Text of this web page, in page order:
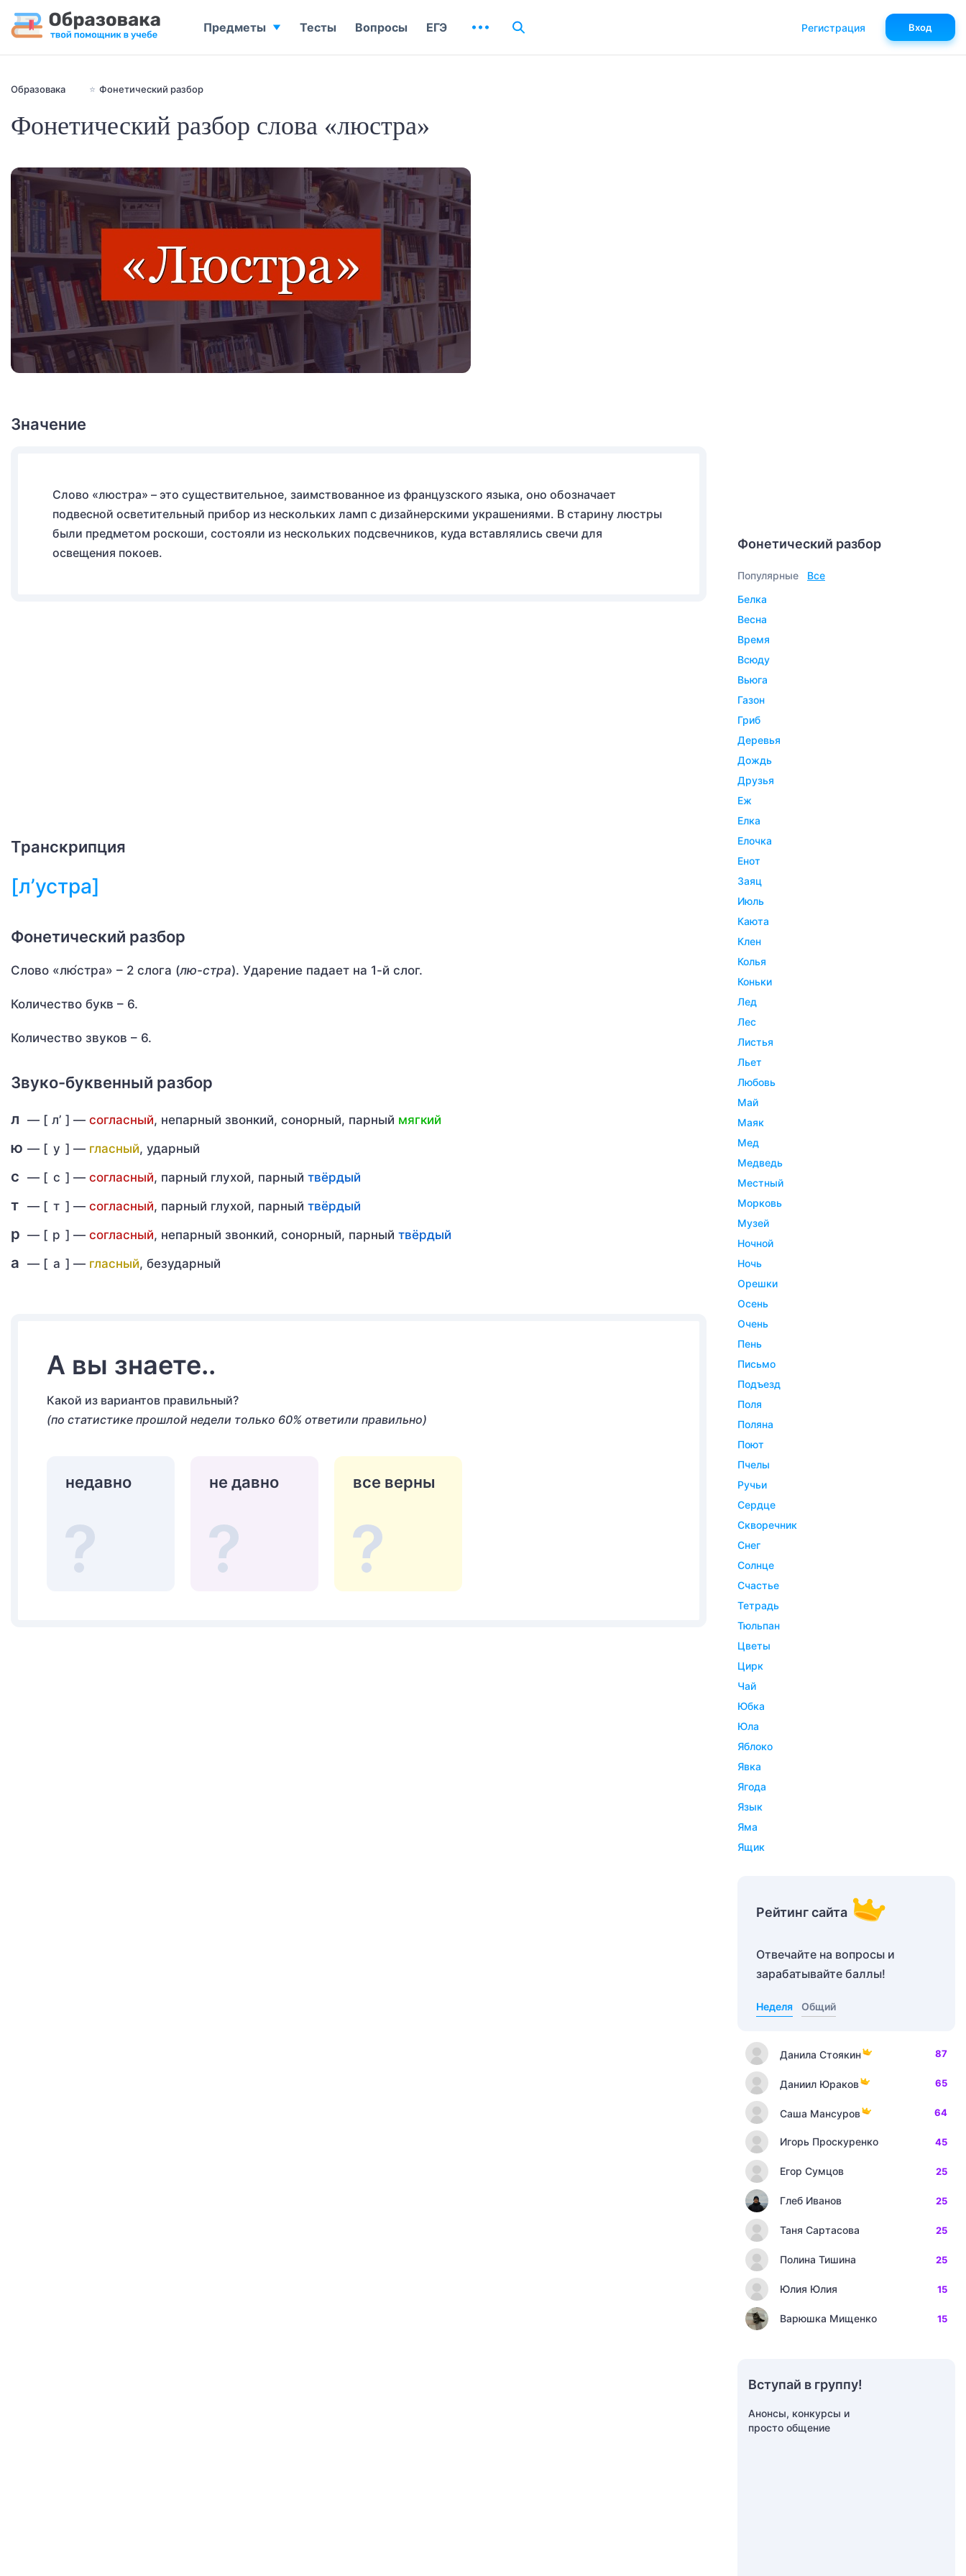
Образовака ⭐ Фонетический разбор
Фонетический разбор слова «люстра»
Значение
Слово «люстра» – это существительное, заимствованное из французского языка, оно обозначает
подвесной осветительный прибор из нескольких ламп с дизайнерскими украшениями. В старину люстры
были предметом роскоши, состояли из нескольких подсвечников, куда вставлялись свечи для
освещения покоев.
Транскрипция
[л’устра]
Фонетический разбор
Слово «лю́стра» – 2 слога (лю-стра). Ударение падает на 1-й слог.
Количество букв – 6.
Количество звуков – 6.
Звуко-буквенный разбор
л — [ л’ ] — согласный, непарный звонкий, сонорный, парный мягкий
ю — [ у ] — гласный, ударный
с — [ с ] — согласный, парный глухой, парный твёрдый
т — [ т ] — согласный, парный глухой, парный твёрдый
р — [ р ] — согласный, непарный звонкий, сонорный, парный твёрдый
а — [ а ] — гласный, безударный
А вы знаете..
Какой из вариантов правильный?
(по статистике прошлой недели только 60% ответили правильно)
недавно не давно все верны
Фонетический разбор
Популярные
Все
белка
весна
время
всюду
вьюга
газон
гриб
деревья
дождь
друзья
еж
елка
елочка
енот
заяц
июль
каюта
клен
колья
коньки
лед
лес
листья
льет
любовь
май
маяк
мед
медведь
местный
морковь
музей
ночной
ночь
орешки
осень
очень
пень
письмо
подъезд
поля
поляна
поют
пчелы
ручьи
сердце
скворечник
снег
солнце
счастье
тетрадь
тюльпан
цветы
цирк
чай
юбка
юла
яблоко
явка
ягода
язык
яма
ящик
Рейтинг сайта
Отвечайте на вопросы и
зарабатывайте баллы!
Неделя Общий
Данила Стоякин 87
Даниил Юраков 65
Саша Мансуров 64
Игорь Проскуренко 45
Егор Сумцов 25
Глеб Иванов 25
Таня Сартасова 25
Полина Тишина 25
Юлия Юлия 15
Варюшка Мищенко 15
Вступай в группу!
Анонсы, конкурсы и
просто общение
Предметы Тесты Вопросы ЕГЭ Регистрация Вход